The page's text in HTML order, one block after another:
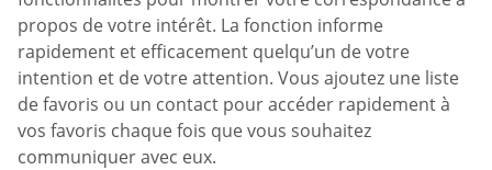
propos de votre intérêt. La fonction informe
rapidement et efficacement quelqu’un de votre
intention et de votre attention. Vous ajoutez une liste
de favoris ou un contact pour accéder rapidement à
vos favoris chaque fois que vous souhaitez
communiquer avec eux.